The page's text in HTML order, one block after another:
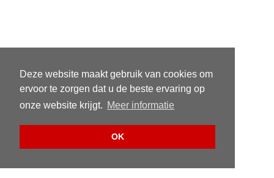
Deze website maakt gebruik van cookies om
ervoor te zorgen dat u de beste ervaring op
onze website krijgt. Meer informatie
OK